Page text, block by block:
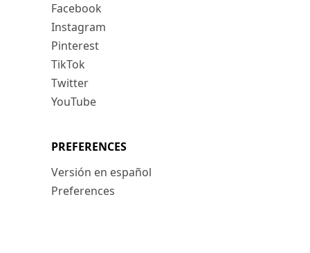
Facebook
Instagram
Pinterest
TikTok
Twitter
YouTube
PREFERENCES
Versión en español
Preferences